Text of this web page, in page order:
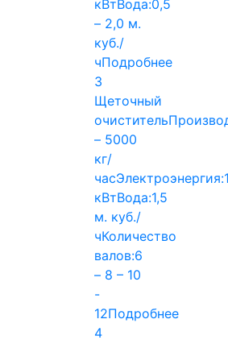
кВтВода:0,5
– 2,0 м.
куб./
чПодробнее
3
Щеточный
очиститель
– 5000
кг/
часЭлектроэнергия:
кВтВода:1,5
м. куб./
чКоличество
валов:6
– 8 – 10
-
12Подробнее
4